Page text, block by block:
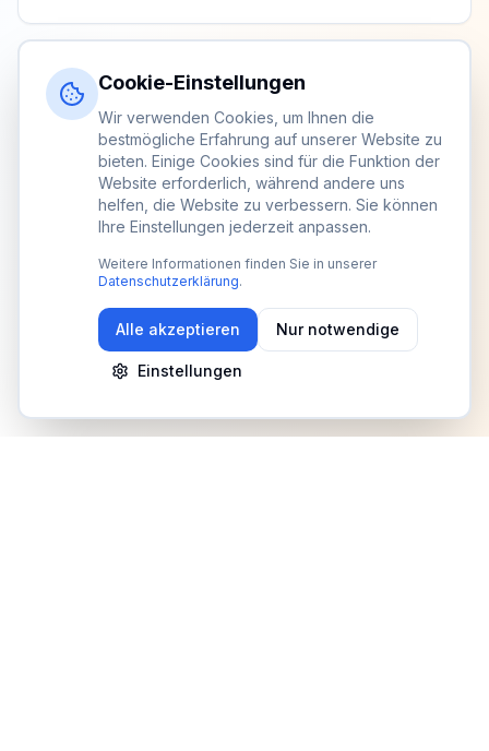
Cookie-Einstellungen
Wir verwenden Cookies, um Ihnen die
bestmögliche Erfahrung auf unserer Website zu
bieten. Einige Cookies sind für die Funktion der
Website erforderlich, während andere uns
helfen, die Website zu verbessern. Sie können
Ihre Einstellungen jederzeit anpassen.
Weitere Informationen finden Sie in unserer
Datenschutzerklärung.
Alle akzeptieren Nur notwendige
Einstellungen